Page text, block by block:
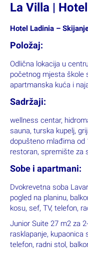
La Villa |
Hotel Ladinia –
Položaj:
Odlična lokacija u
početnog mjesta škole
apartmanska kuća i
Sadržaji:
wellness centar,
sauna, turska kupelj,
dopušteno mlađima od
restoran, spremište za
Sobe i apartmani:
Dvokrevetna soba
pogled na planinu,
kosu, sef, TV, telefon,
Junior Suite 27 m2 za
rasklapanje, kupaonica
telefon, radni stol,